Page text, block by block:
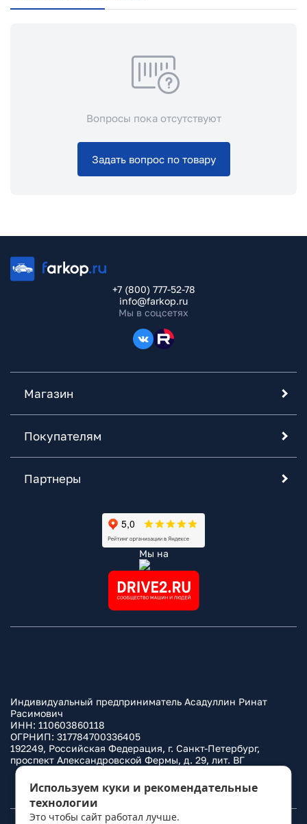
Вопросы пока отсутствуют
Задать вопрос по товару
+7 (800) 777-52-78
info@farkop.ru
Мы в соцсетях
Магазин
Покупателям
Партнеры
Мы на
Индивидуальный предприниматель Асадуллин Ринат
Расимович
ИНН: 110603860118
ОГРНИП: 317784700336405
192249, Российская Федерация, г. Санкт-Петербург,
проспект Александровской Фермы, д. 29, лит. ВГ
Политика конфиденциальности
Используем куки и рекомендательные
технологии
Это чтобы сайт работал лучше.